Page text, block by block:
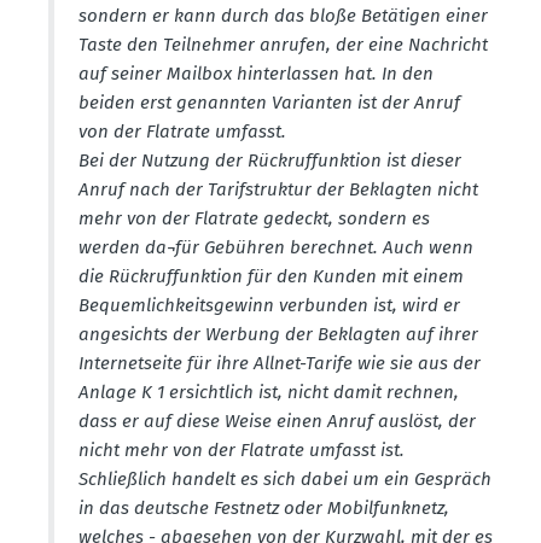
sondern er kann durch das bloße Betätigen einer
Taste den Teilnehmer anrufen, der eine Nachricht
auf seiner Mailbox hinter­lassen hat. In den
beiden erst genannten Varianten ist der Anruf
von der Flatrate umfasst.
Bei der Nutzung der Rückruf­funktion ist dieser
Anruf nach der Tarif­struktur der Beklagten nicht
mehr von der Flatrate gedeckt, sondern es
werden da¬für Gebühren berechnet. Auch wenn
die Rückruf­funktion für den Kunden mit einem
Bequem­lich­keits­gewinn verbunden ist, wird er
angesichts der Werbung der Beklagten auf ihrer
Inter­net­seite für ihre Allnet-Tarife wie sie aus der
Anlage K 1 ersichtlich ist, nicht damit rechnen,
dass er auf diese Weise einen Anruf auslöst, der
nicht mehr von der Flatrate umfasst ist.
Schlie­ßlich handelt es sich dabei um ein Gespräch
in das deutsche Festnetz oder Mobil­funknetz,
welches - abgesehen von der Kurzwahl, mit der es